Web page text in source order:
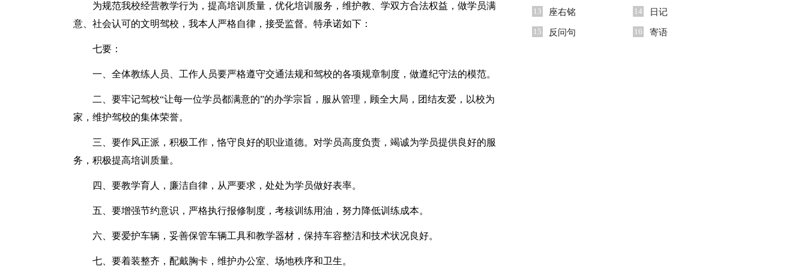
为规范我校经营教学行为，提高培训质量，优化培训服务，维护教、学双方合法权益，做学员满
意、社会认可的文明驾校，我本人严格自律，接受监督。特承诺如下：
七要：
一、全体教练人员、工作人员要严格遵守交通法规和驾校的各项规章制度，做遵纪守法的模范。
二、要牢记驾校“让每一位学员都满意的”的办学宗旨，服从管理，顾全大局，团结友爱，以校为
家，维护驾校的集体荣誉。
三、要作风正派，积极工作，恪守良好的职业道德。对学员高度负责，竭诚为学员提供良好的服
务，积极提高培训质量。
四、要教学育人，廉洁自律，从严要求，处处为学员做好表率。
五、要增强节约意识，严格执行报修制度，考核训练用油，努力降低训练成本。
六、要爱护车辆，妥善保管车辆工具和教学器材，保持车容整洁和技术状况良好。
七、要着装整齐，配戴胸卡，维护办公室、场地秩序和卫生。
13 座右铭 14 日记
15 反问句 16 寄语